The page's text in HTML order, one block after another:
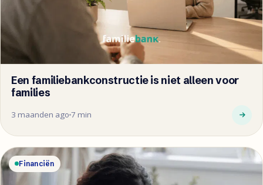
Een familiebankconstructie is niet alleen voor
families
3 maanden ago 7 min
Financiën